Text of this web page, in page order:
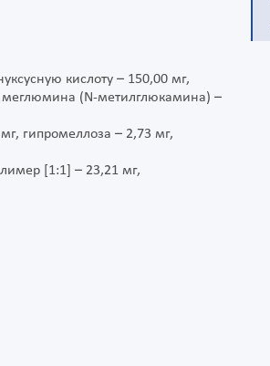
кислоту – 150,00 мг,
меглюмина (N-метилглюкамина) –
гипромеллоза – 2,73 мг,
[1:1] – 23,21 мг,